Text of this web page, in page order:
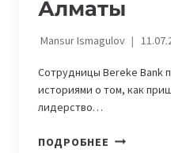
Алматы
Mansur Ismagulov
Сотрудницы Bereke Bank
историями о том, как
лидерство…
ПОДРОБНЕЕ